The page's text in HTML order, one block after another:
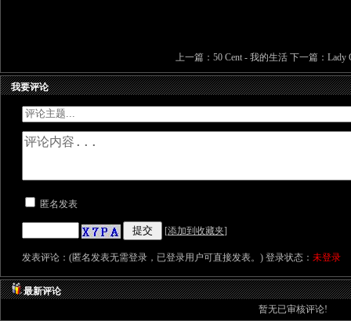
上一篇： 50 Cent - 我的生活下一篇： Lady
我要评论
匿名发表
[添加到收藏夹]
发表评论：(匿名发表无需登录，已登录用户可直接发表。) 登录状态： 未登录
最新评论
暂无已审核评论!